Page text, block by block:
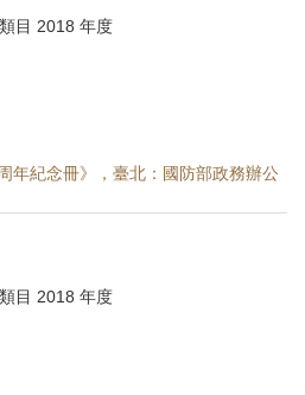
目 2018 年度
年紀念冊》，臺北：國防部政務辦公
目 2018 年度